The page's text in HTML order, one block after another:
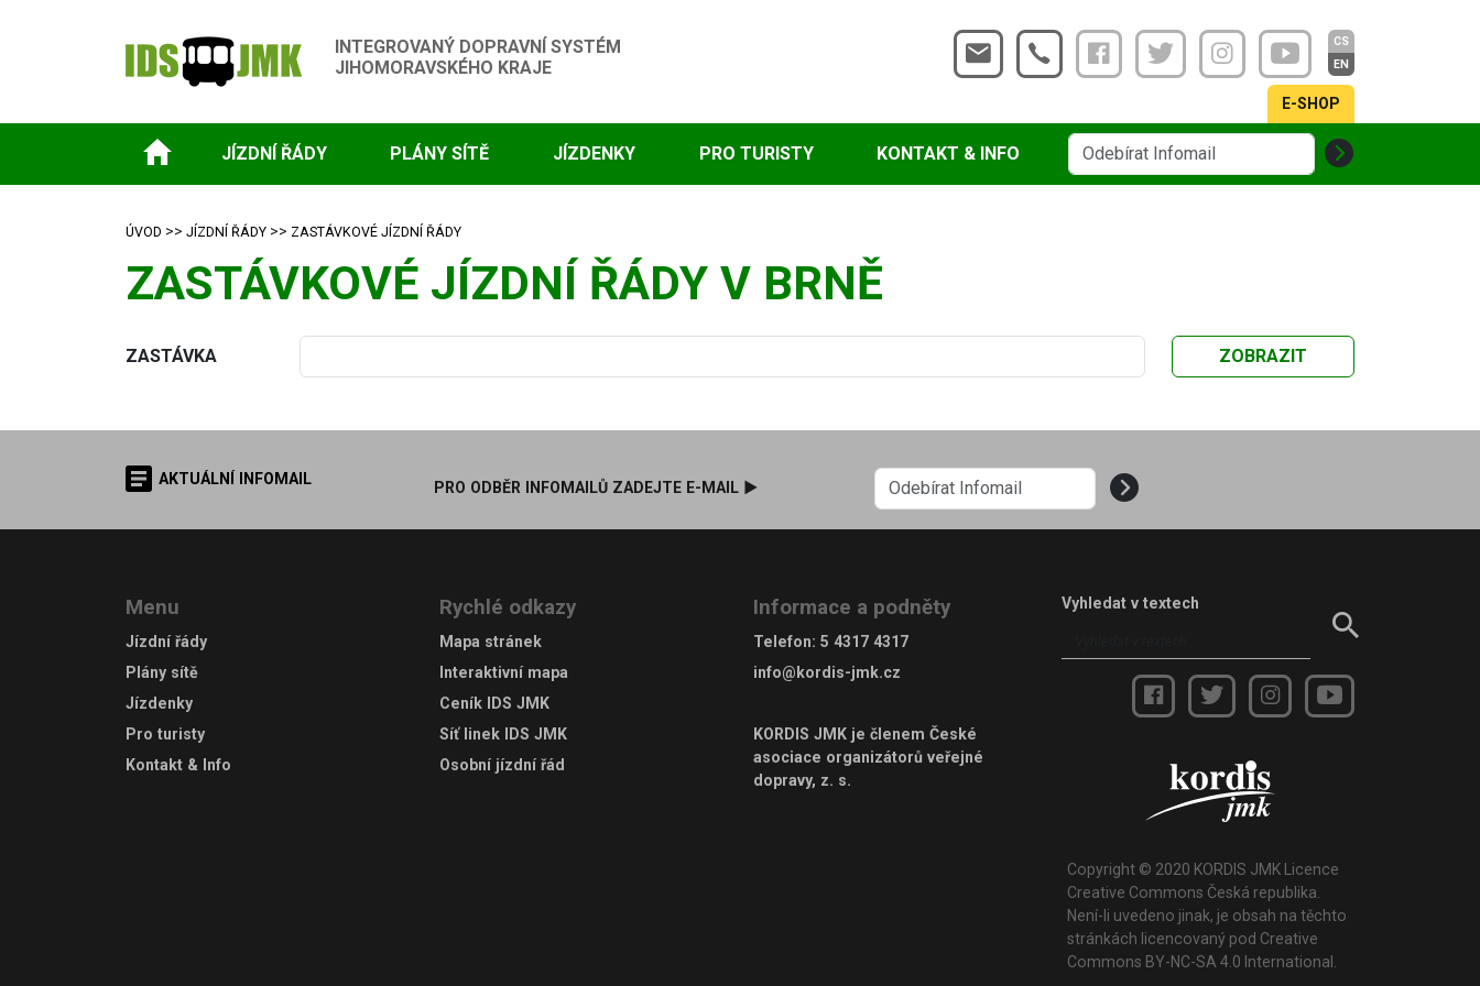
INTEGROVANÝ DOPRAVNÍ SYSTÉM
JIHOMORAVSKÉHO KRAJE
CS
EN
E-SHOP
JÍZDNÍ ŘÁDY PLÁNY SÍTĚ JÍZDENKY PRO TURISTY KONTAKT & INFO
ÚVOD >> JÍZDNÍ ŘÁDY >> ZASTÁVKOVÉ JÍZDNÍ ŘÁDY
ZASTÁVKOVÉ JÍZDNÍ ŘÁDY V BRNĚ
ZASTÁVKA ZOBRAZIT
AKTUÁLNÍ INFOMAIL PRO ODBĚR INFOMAILŮ ZADEJTE E-MAIL ►
Menu
Jízdní řády
Plány sítě
Jízdenky
Pro turisty
Kontakt & Info
Rychlé odkazy
Mapa stránek
Interaktivní mapa
Ceník IDS JMK
Síť linek IDS JMK
Osobní jízdní řád
Informace a podněty
Telefon: 5 4317 4317
info@kordis-jmk.cz
KORDIS JMK je členem České
asociace organizátorů veřejné
dopravy, z. s.
Vyhledat v textech
Copyright © 2020 KORDIS JMK Licence
Creative Commons Česká republika.
Není-li uvedeno jinak, je obsah na těchto
stránkách licencovaný pod Creative
Commons BY-NC-SA 4.0 International.